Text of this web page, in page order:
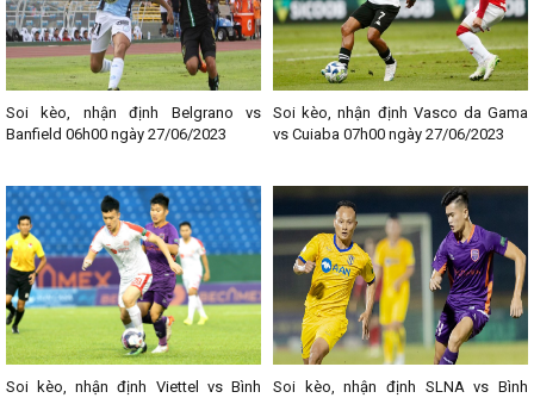
Soi kèo, nhận định Belgrano vs
Banfield 06h00 ngày 27/06/2023
Soi kèo, nhận định Vasco da Gama
vs Cuiaba 07h00 ngày 27/06/2023
Soi kèo, nhận định Viettel vs Bình
Soi kèo, nhận định SLNA vs Bình